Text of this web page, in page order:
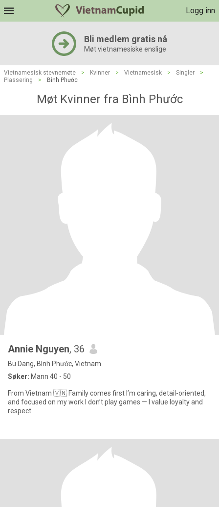
Logg inn
Bli medlem gratis nå
Møt vietnamesiske enslige
Vietnamesisk stevnemøte > Kvinner > Vietnamesisk > Singler
>
Plassering
> Bình Phước
Møt Kvinner fra Bình Phước
Annie Nguyen, 36
Bu Dang, Bình Phước, Vietnam
Søker: Mann 40 - 50
From Vietnam 🇻🇳 Family comes first I’m caring, detail-oriented,
and focused on my work I don’t play games — I value loyalty and
respect